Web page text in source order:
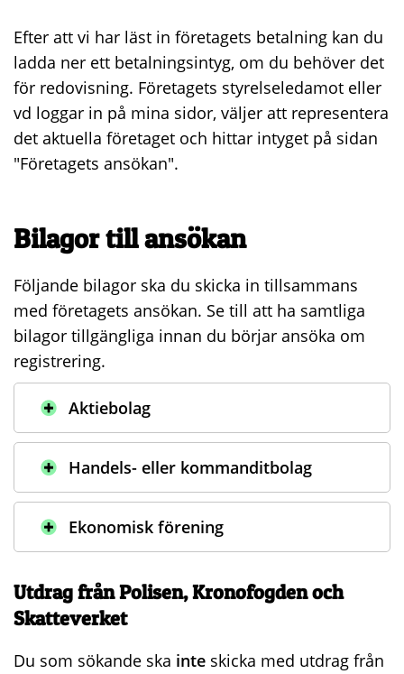
Efter att vi har läst in företagets betalning kan du
ladda ner ett betalningsintyg, om du behöver det
för redovisning. Företagets styrelseledamot eller
vd loggar in på mina sidor, väljer att representera
det aktuella företaget och hittar intyget på sidan
"Företagets ansökan".
Bilagor till ansökan
Följande bilagor ska du skicka in tillsammans
med företagets ansökan. Se till att ha samtliga
bilagor tillgängliga innan du börjar ansöka om
registrering.
Aktiebolag
Handels- eller kommanditbolag
Ekonomisk förening
Utdrag från Polisen, Kronofogden och
Skatteverket
Du som sökande ska inte skicka med utdrag från